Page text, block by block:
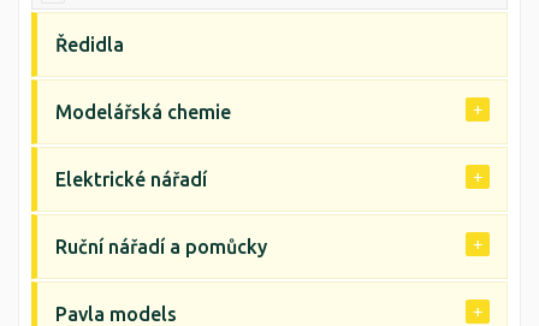
Ředidla
Modelářská chemie
Elektrické nářadí
Ruční nářadí a pomůcky
Pavla models